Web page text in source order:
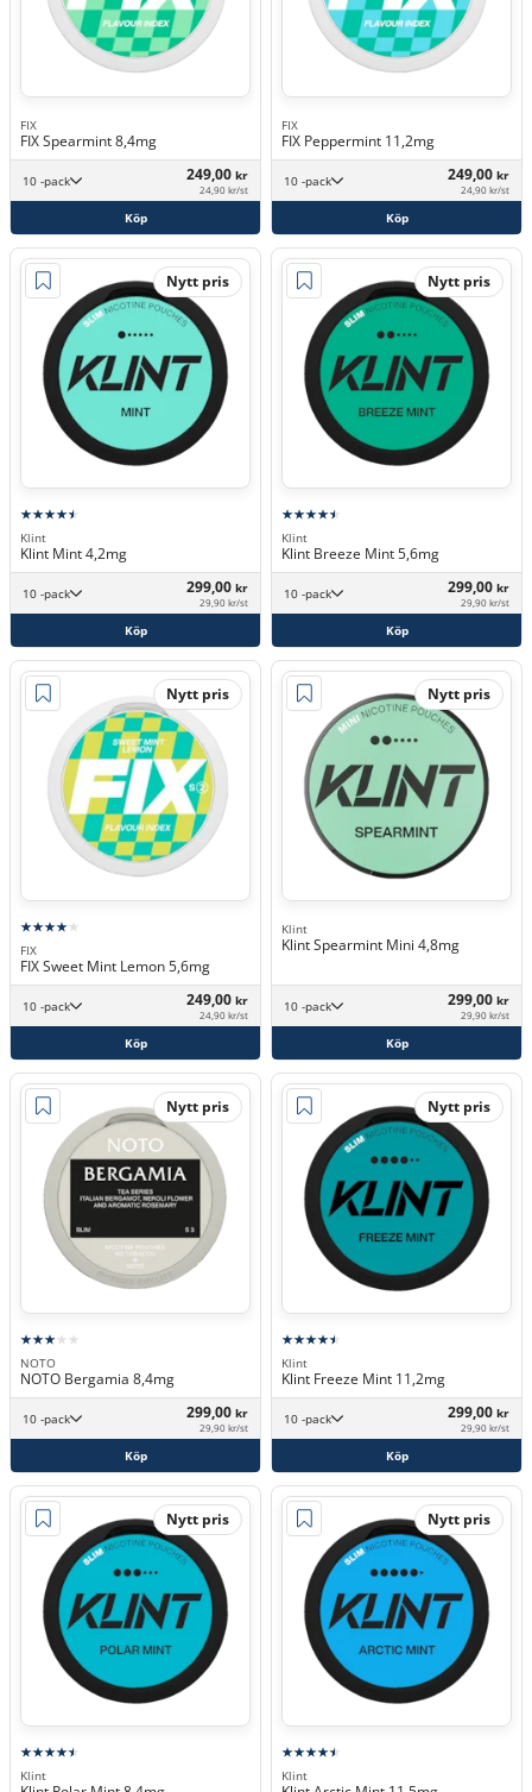
FIX
FIX Spearmint 8,4mg
10 -pack 249,00 kr
24,90 kr/st
Köp
FIX
FIX Peppermint 11,2mg
10 -pack 249,00 kr
24,90 kr/st
Köp
Nytt pris
Klint
Klint Mint 4,2mg
10 -pack 299,00 kr
29,90 kr/st
Köp
Nytt pris
Klint
Klint Breeze Mint 5,6mg
10 -pack 299,00 kr
29,90 kr/st
Köp
Nytt pris
FIX
FIX Sweet Mint Lemon 5,6mg
10 -pack 249,00 kr
24,90 kr/st
Köp
Nytt pris
Klint
Klint Spearmint Mini 4,8mg
10 -pack 299,00 kr
29,90 kr/st
Köp
Nytt pris
NOTO
NOTO Bergamia 8,4mg
10 -pack 299,00 kr
29,90 kr/st
Köp
Nytt pris
Klint
Klint Freeze Mint 11,2mg
10 -pack 299,00 kr
29,90 kr/st
Köp
Nytt pris
Klint
Nytt pris
Klint